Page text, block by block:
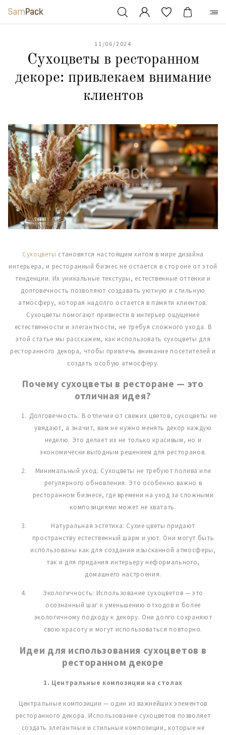
11/06/2024
Сухоцветы в ресторанном
декоре: привлекаем внимание
клиентов
Сухоцветы становятся настоящим хитом в мире дизайна
интерьера, и ресторанный бизнес не остается в стороне от этой
тенденции. Их уникальные текстуры, естественные оттенки и
долговечность позволяют создавать уютную и стильную
атмосферу, которая надолго остается в памяти клиентов.
Сухоцветы помогают привнести в интерьер ощущение
естественности и элегантности, не требуя сложного ухода. В
этой статье мы расскажем, как использовать сухоцветы для
ресторанного декора, чтобы привлечь внимание посетителей и
создать особую атмосферу.
Почему сухоцветы в ресторане — это
отличная идея?
Долговечность: В отличие от свежих цветов, сухоцветы не
увядают, а значит, вам не нужно менять декор каждую
неделю. Это делает их не только красивым, но и
экономически выгодным решением для ресторанов.
Минимальный уход: Сухоцветы не требуют полива или
регулярного обновления. Это особенно важно в
ресторанном бизнесе, где времени на уход за сложными
композициями может не хватать.
Натуральная эстетика: Сухие цветы придают
пространству естественный шарм и уют. Они могут быть
использованы как для создания изысканной атмосферы,
так и для придания интерьеру неформального,
домашнего настроения.
Экологичность: Использование сухоцветов — это
осознанный шаг к уменьшению отходов и более
экологичному подходу к декору. Они долго сохраняют
свою красоту и могут использоваться повторно.
Идеи для использования сухоцветов в
ресторанном декоре
1. Центральные композиции на столах
Центральные композиции — один из важнейших элементов
ресторанного декора. Использование сухоцветов позволяет
создать элегантные и стильные композиции, которые не